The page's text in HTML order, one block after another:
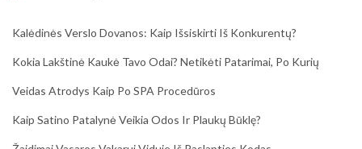
Kalėdinės Verslo Dovanos: Kaip Išsiskirti Iš Konkurentų?
Kokia Lakštinė Kaukė Tavo Odai? Netikėti Patarimai, Po Kurių
Veidas Atrodys Kaip Po SPA Procedūros
Kaip Satino Patalynė Veikia Odos Ir Plaukų Būklę?